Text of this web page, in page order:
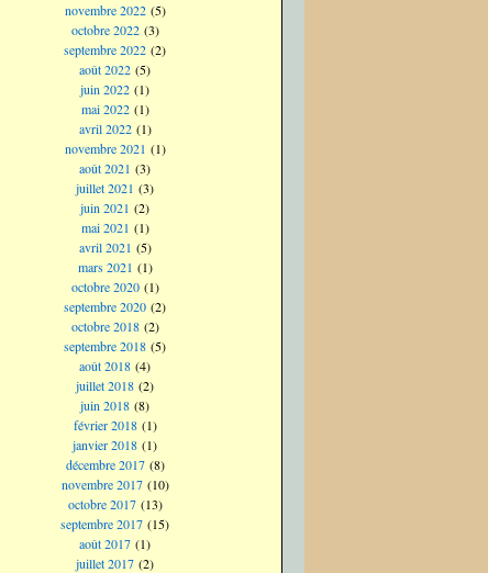
novembre 2022(5)
octobre 2022(3)
septembre 2022 (2)
août 2022 (5)
juin 2022 (1)
mai 2022(1)
avril 2022(1)
novembre 2021 (1)
août 2021 (3)
juillet 2021 (3)
juin 2021 (2)
mai 2021 (1)
avril 2021 (5)
mars 2021 (1)
octobre 2020(1)
septembre 2020 (2)
octobre 2018(2)
septembre 2018 (5)
août 2018 (4)
juillet 2018 (2)
juin 2018 (8)
février 2018(1)
janvier 2018 (1)
décembre 2017(8)
novembre 2017(10)
octobre 2017(13)
septembre 2017 (15)
août 2017 (1)
juillet 2017 (2)